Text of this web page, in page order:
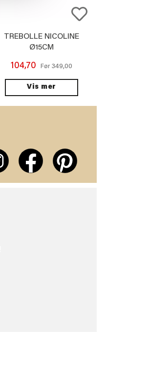
TREBOLLE NICOLINE
Ø15CM
104,70 Før 349,00
Vis mer